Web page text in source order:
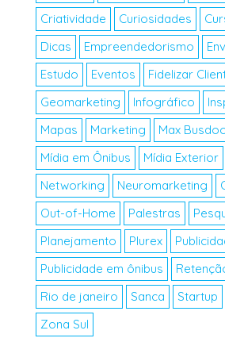
Criatividade
Curiosidades
Dicas
Empreendedorismo
Estudo
Eventos
Fidelizar
Geomarketing
Infográfico
Mapas
Marketing Max
Mídia em Ônibus
Mídia Exterior
Networking
Neuromarketing
Out-of-Home
Palestras
Planejamento
Plurex
Publicidade em ônibus
Rio de janeiro
Sanca Startup
Zona Sul